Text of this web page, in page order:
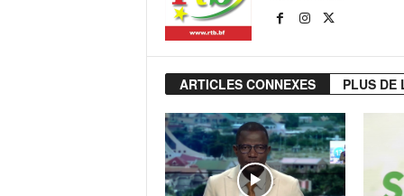
ARTICLES CONNEXES PLUS DE